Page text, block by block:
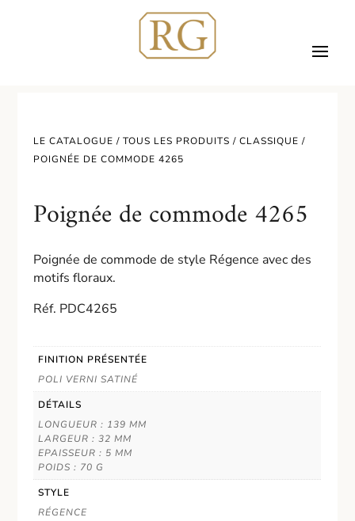
LE CATALOGUE /TOUS LES PRODUITS /CLASSIQUE /
POIGNÉE DE COMMODE 4265
Poignée de commode 4265
Poignée de commode de style Régence avec des
motifs floraux.
Réf. PDC4265
FINITION PRÉSENTÉE
POLI VERNI SATINÉ
DÉTAILS
LONGUEUR : 139 MM
LARGEUR : 32 MM
EPAISSEUR : 5 MM
POIDS : 70 G
STYLE
RÉGENCE